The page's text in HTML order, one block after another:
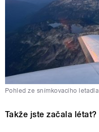
Pohled ze snímkovacího letadla
Takže jste začala létat?